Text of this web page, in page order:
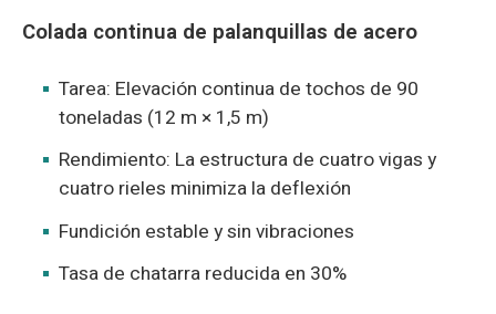
Colada continua de palanquillas de acero
Tarea: Elevación continua de tochos de 90
toneladas (12 m × 1,5 m)
Rendimiento: La estructura de cuatro vigas y
cuatro rieles minimiza la deflexión
Fundición estable y sin vibraciones
Tasa de chatarra reducida en 30%